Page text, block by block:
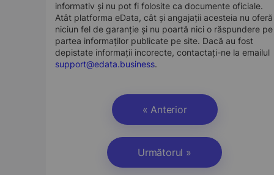
informativ și nu pot fi folosite ca documente oficiale.
Atât platforma eData, cât și angajații acesteia nu oferă
niciun fel de garanție și nu poartă nici o răspundere pe
partea informaților publicate pe site. Dacă au fost
depistate informații incorecte, contactați-ne la emailul
support@edata.business.
« Anterior
Următorul »